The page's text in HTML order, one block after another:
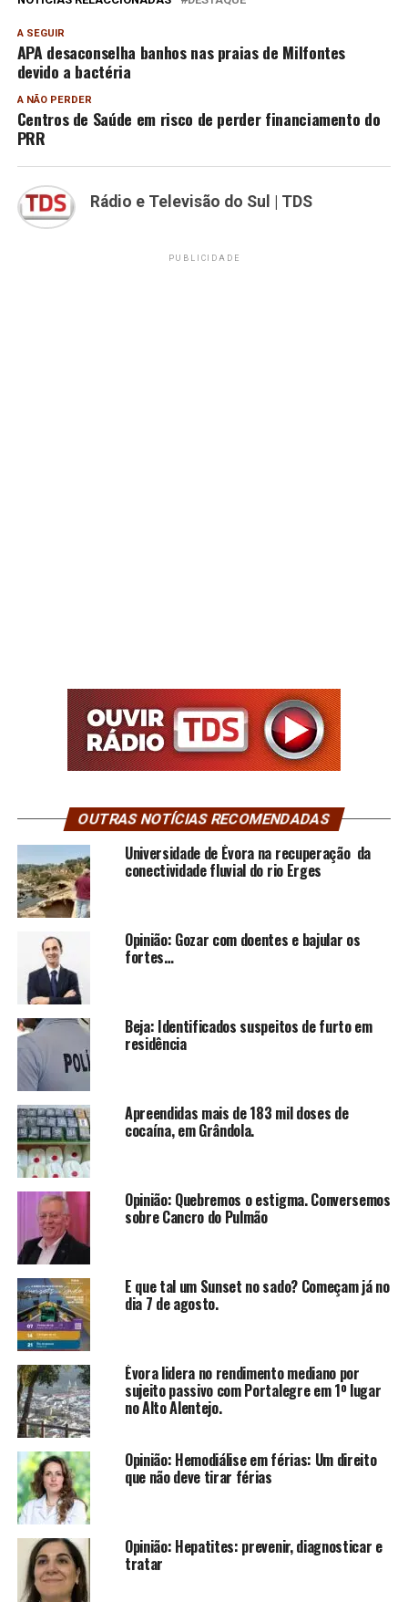
A SEGUIR
APA desaconselha banhos nas praias de Milfontes
devido a bactéria
A NÃO PERDER
Centros de Saúde em risco de perder financiamento do
PRR
Rádio e Televisão do Sul | TDS
PUBLICIDADE
OUTRAS NOTÍCIAS RECOMENDADAS
Universidade de Évora na recuperação da
conectividade fluvial do rio Erges
Opinião: Gozar com doentes e bajular os
fortes…
Beja: Identificados suspeitos de furto em
residência
Apreendidas mais de 183 mil doses de
cocaína, em Grândola.
Opinião: Quebremos o estigma. Conversemos
sobre Cancro do Pulmão
E que tal um Sunset no sado? Começam já no
dia 7 de agosto.
Évora lidera no rendimento mediano por
sujeito passivo com Portalegre em 1º lugar
no Alto Alentejo.
Opinião: Hemodiálise em férias: Um direito
que não deve tirar férias
Opinião: Hepatites: prevenir, diagnosticar e
tratar